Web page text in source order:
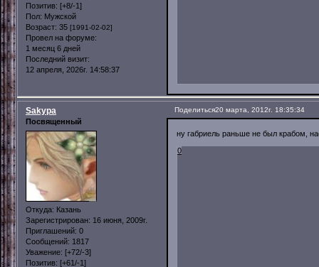
Позитив: [+8/-1]
Пол: Мужской
Возраст: 35 [1991-02-02]
Провел на форуме:
1 месяц 6 дней
Последний визит:
12 апреля, 2026г. 14:58:37
Поделиться20 марта, 2012г. 18:35:34
Sakypa
Посвященный
Откуда: Казань
Зарегистрирован: 16 июня, 2009г.
Приглашений: 0
Сообщений: 1817
Уважение: [+72/-3]
Позитив: [+61/-1]
ну габриель раньше не был крабом,
0